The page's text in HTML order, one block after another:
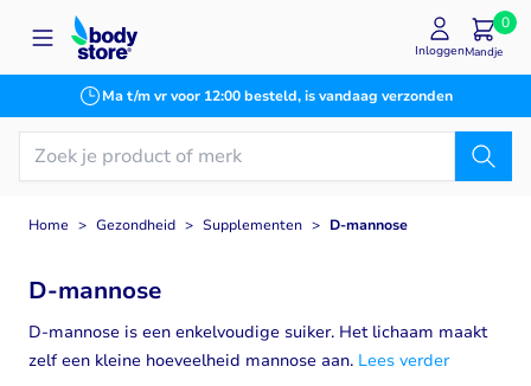
Ga naar de inhoud
Ma t/m vr voor 12:00 besteld, is vandaag verzonden
InloggenMandje
0
Home > Gezondheid > Supplementen > D-mannose
D-mannose
D-mannose is een enkelvoudige suiker. Het lichaam maakt
zelf een kleine hoeveelheid mannose aan. Lees verder